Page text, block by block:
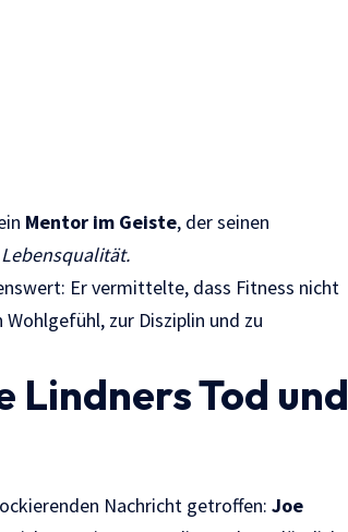
Mentor im Geiste, der seinen
Er vermittelte, dass Fitness nicht
zur Disziplin und zu
Lindners Tod und
Nachricht getroffen: Joe